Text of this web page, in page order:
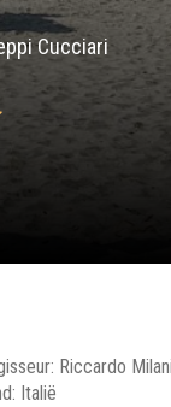
Cucciari
Riccardo Milani
Italië